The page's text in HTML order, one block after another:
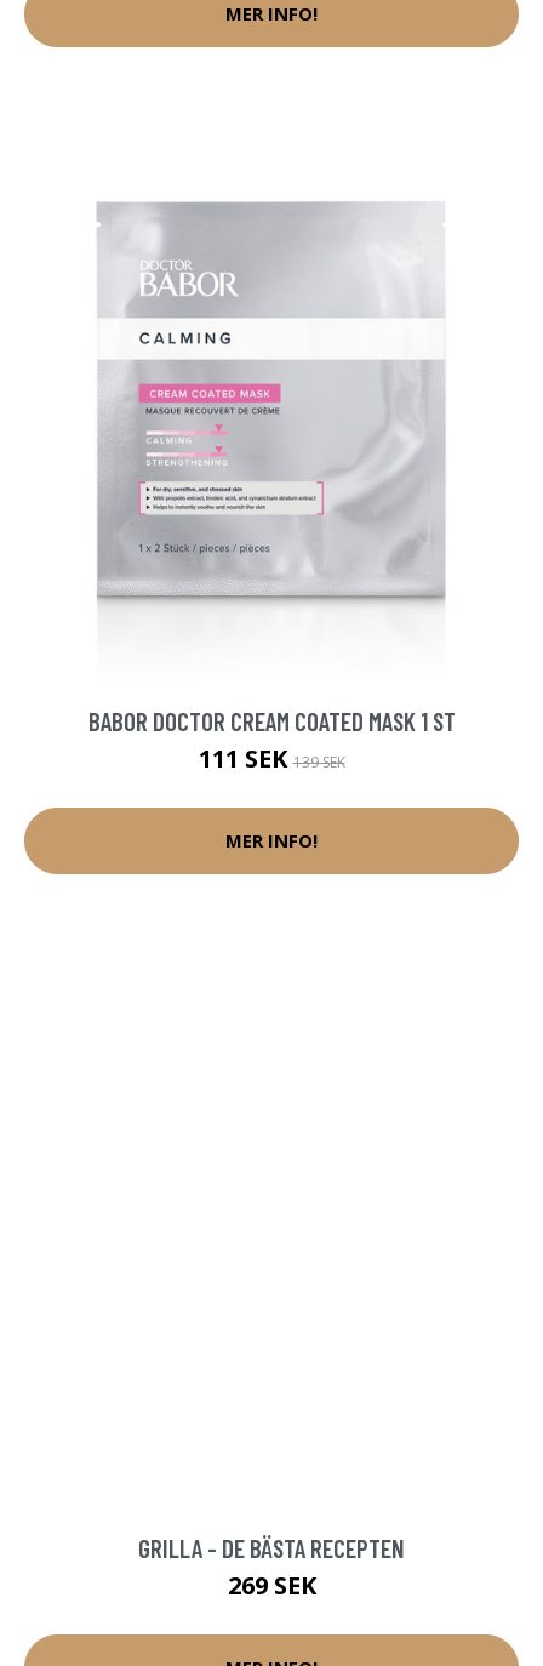
MER INFO!
BABOR DOCTOR CREAM COATED MASK 1 ST
111 SEK139 SEK
MER INFO!
GRILLA - DE BÄSTA RECEPTEN
269 SEK